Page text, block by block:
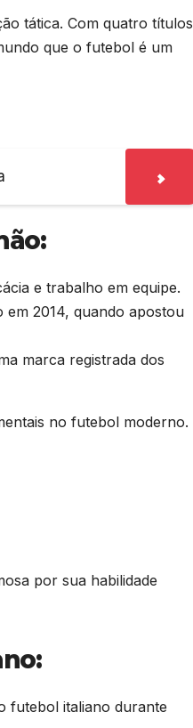
tática. Com quatro títulos
que o futebol é um
e trabalho em equipe.
2014, quando apostou
marca registrada dos
no futebol moderno.
por sua habilidade
futebol italiano durante